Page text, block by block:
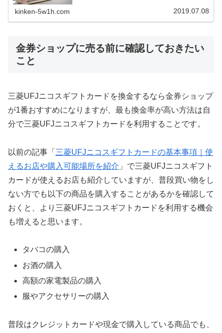
品券やギフトカードを選ぶと、自然に利用できる店舗が多
い金券をプレゼントすることにもなります。今回は、換金
kinken-5w1h.com 2019.07.08
金券ショップに売る前に確認しておきたい
こと
三菱UFJニコスギフトカードを換金するなら金券ショップ
が1番おすすめになりますが、最も換金率が高い方法は自
分で三菱UFJニコスギフトカードを利用することです。
以前の記事「 三菱UFJニコスギフトカードの基本事項｜使
えるお店や購入可能場所を紹介 」で三菱UFJニコスギフト
カードが使えるお店も紹介していますが、普段買い物をし
ない方でも以下の商品を購入することがあるかを確認して
おくと、より三菱UFJニコスギフトカードを利用する機会
も増えると思います。
タバコの購入
お酒の購入
高額の家電製品の購入
服やアクセサリーの購入
普段はクレジットカードや現金で購入している商品でも、